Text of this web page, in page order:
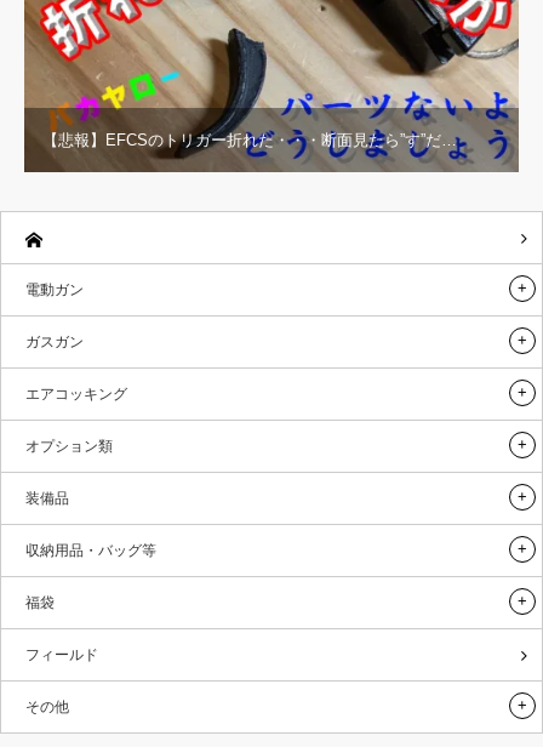
【悲報】EFCSのトリガー折れた・・・断面見たら”す”だ…
電動ガン
ガスガン
エアコッキング
オプション類
装備品
収納用品・バッグ等
福袋
フィールド
その他